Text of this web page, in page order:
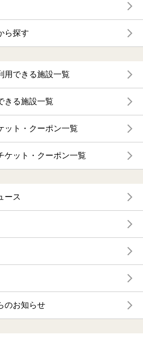
ら探す
用できる施設一覧
きる施設一覧
ット・クーポン一覧
ケット・クーポン一覧
ース
のお知らせ